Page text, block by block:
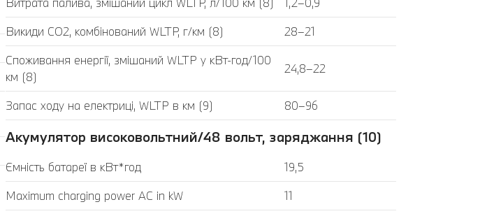
Викиди CO2, комбінований WLTP, г/км (8)
28–21
Споживання енергії, змішаний WLTP у кВт-год/100
км (8)
24,8–22
Запас ходу на електриці, WLTP в км (9) 80–96
Акумулятор високовольтний/48 вольт, заряджання (10)
Ємність батареї в кВт*год
19,5
Maximum charging power AC in kW
11